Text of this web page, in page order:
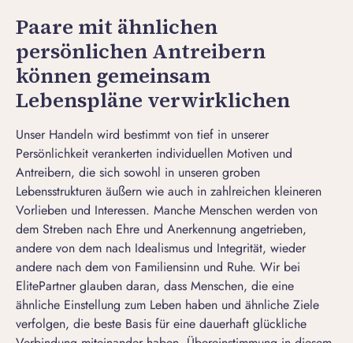
Paare mit ähnlichen
persönlichen Antreibern
können gemeinsam
Lebenspläne verwirklichen
Unser Handeln wird bestimmt von tief in unserer
Persönlichkeit verankerten individuellen Motiven und
Antreibern, die sich sowohl in unseren groben
Lebensstrukturen äußern wie auch in zahlreichen kleineren
Vorlieben und Interessen. Manche Menschen werden von
dem Streben nach Ehre und Anerkennung angetrieben,
andere von dem nach Idealismus und Integrität, wieder
andere nach dem von Familiensinn und Ruhe. Wir bei
ElitePartner glauben daran, dass Menschen, die eine
ähnliche Einstellung zum Leben haben und ähnliche Ziele
verfolgen, die beste Basis für eine dauerhaft glückliche